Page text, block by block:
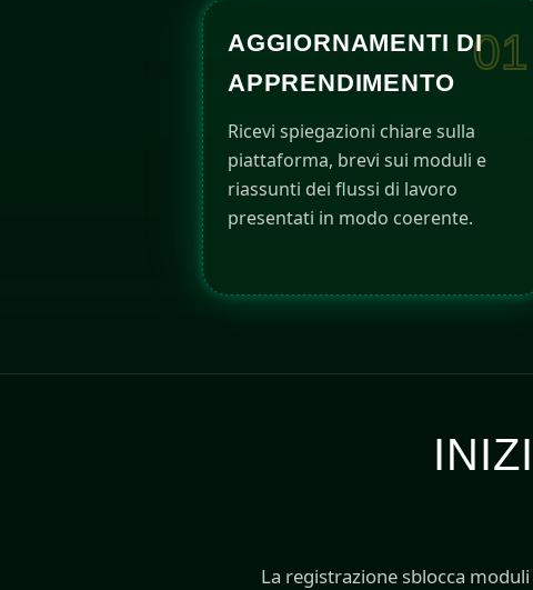
01
AGGIORNAMENTI DI
APPRENDIMENTO
Ricevi spiegazioni chiare sulla
piattaforma, brevi sui moduli e
riassunti dei flussi di lavoro
presentati in modo coerente.
La registrazione sblocca